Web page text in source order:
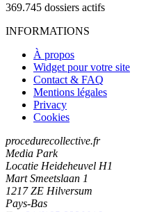
369.745 dossiers actifs
INFORMATIONS
À propos
Widget pour votre site
Contact & FAQ
Mentions légales
Privacy
Cookies
procedurecollective.fr
Media Park
Locatie Heideheuvel H1
Mart Smeetslaan 1
1217 ZE Hilversum
Pays-Bas